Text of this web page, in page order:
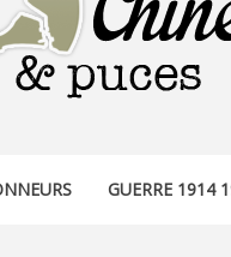
GUERRE 1914